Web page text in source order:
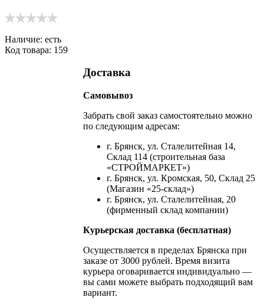
Наличие: есть
Код товара: 159
Доставка
Самовывоз
Забрать свой заказ самостоятельно можно
по следующим адресам:
г. Брянск, ул. Сталелитейная 14,
Склад 114 (строительная база
«СТРОЙМАРКЕТ»)
г. Брянск, ул. Кромская, 50, Склад 25
(Магазин «25-склад»)
г. Брянск, ул. Сталелитейная, 20
(фирменный склад компании)
Курьерская доставка (бесплатная)
Осуществляется в пределах Брянска при
заказе от 3000 рублей. Время визита
курьера оговаривается индивидуально —
вы сами можете выбрать подходящий вам
вариант.